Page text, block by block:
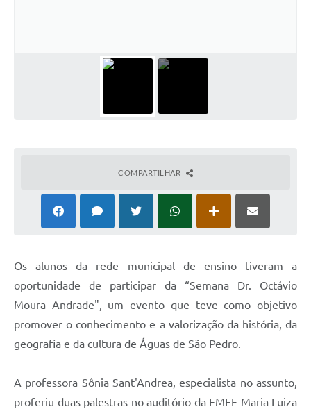
COMPARTILHAR
Os alunos da rede municipal de ensino tiveram a
oportunidade de participar da “Semana Dr. Octávio
Moura Andrade", um evento que teve como objetivo
promover o conhecimento e a valorização da história, da
geografia e da cultura de Águas de São Pedro.
A professora Sônia Sant'Andrea, especialista no assunto,
proferiu duas palestras no auditório da EMEF Maria Luiza